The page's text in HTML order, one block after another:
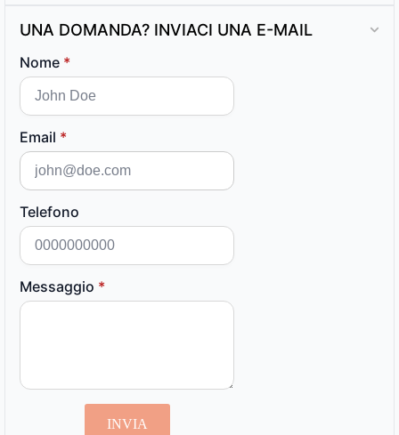
UNA DOMANDA? INVIACI UNA E-MAIL
Nome *
Email *
Telefono
Messaggio *
INVIA